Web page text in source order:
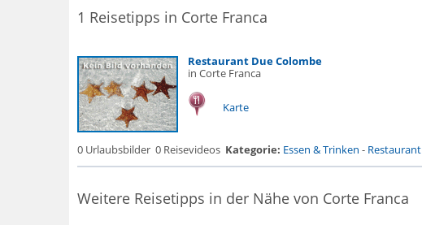
1 Reisetipps in Corte Franca
Restaurant Due Colombe
in Corte Franca
Karte
0 Urlaubsbilder 0 Reisevideos Kategorie: Essen & Trinken - Restaurant
Weitere Reisetipps in der Nähe von Corte Franca